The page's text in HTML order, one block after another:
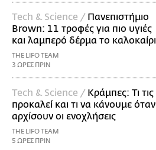
Τech & Science / Πανεπιστήμιο
Brown: 11 τροφές για πιο υγιές
και λαμπερό δέρμα το καλοκαίρι
THE LIFO TEAM
3 ΩΡΕΣ ΠΡΙΝ
Τech & Science / Κράμπες: Τι τις
προκαλεί και τι να κάνουμε όταν
αρχίσουν οι ενοχλήσεις
THE LIFO TEAM
5 ΩΡΕΣ ΠΡΙΝ